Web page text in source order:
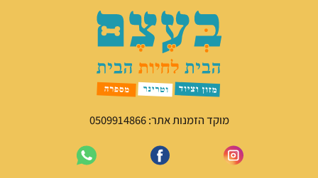
מ
ק
ר
י
ה
י
:
8
נ
ו
ח
י
ה
ו
מוקד הזמנות אתר: 0509914866